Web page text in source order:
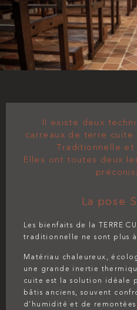
Il existe deux
carreaux de terre cuite
Traditionnelle
Elles ont toutes deux
La pose
Les bienfaits de la TERRE
traditionnelle ne sont plus
Matériau chaleureux,
une grande inertie
cuite est la solution idéale
bâtis anciens, souvent
d’humidité et de